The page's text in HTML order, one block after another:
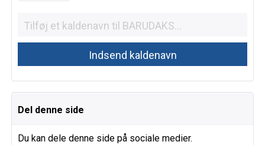
Del denne side
Du kan dele denne side på sociale medier.